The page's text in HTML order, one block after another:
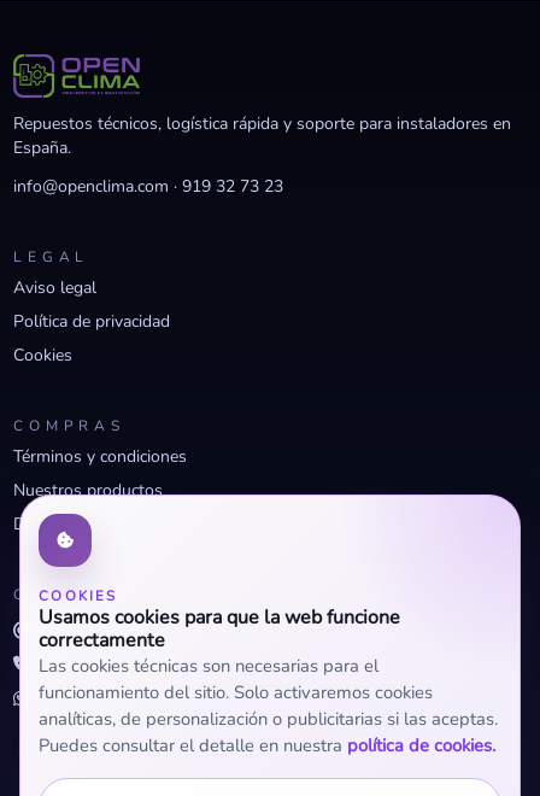
COOKIES
Usamos cookies para que la web funcione
correctamente
Las cookies técnicas son necesarias para el
funcionamiento del sitio. Solo activaremos cookies
analíticas, de personalización o publicitarias si las aceptas.
Puedes consultar el detalle en nuestra política de cookies.
Repuestos técnicos, logística rápida y soporte para instaladores en
España.
info@openclima.com ·919 32 73 23
LEGAL
Aviso legal
Política de privacidad
Cookies
COMPRAS
Términos y condiciones
Nuestros productos
Descuentos profesionales
CONTACTO
info@openclima.com
919 32 73 23
+34 623 56 04 93 (WhatsApp)